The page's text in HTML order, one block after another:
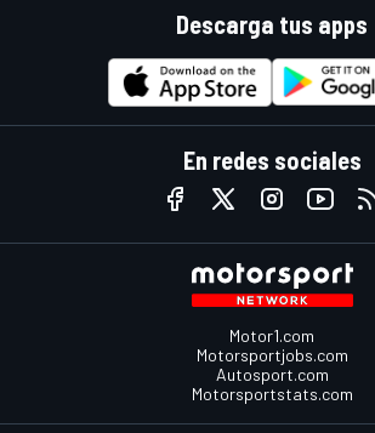
Descarga tus apps
En redes sociales
Motor1.com
Motorsportjobs.com
Autosport.com
Motorsportstats.com